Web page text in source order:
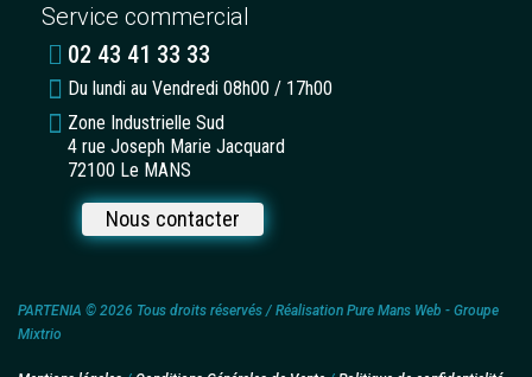
Service commercial
02 43 41 33 33
Du lundi au Vendredi 08h00 / 17h00
Zone Industrielle Sud
4 rue Joseph Marie Jacquard
72100 Le MANS
Nous contacter
PARTENIA © 2026 Tous droits réservés / Réalisation Pure Mans Web - Groupe
Mixtrio